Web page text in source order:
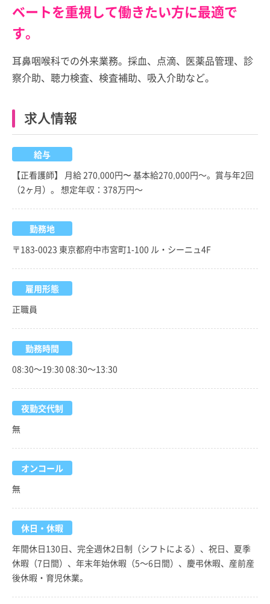
ベートを重視して働きたい方に最適で
す。
耳鼻咽喉科での外来業務。採血、点滴、医薬品管理、診
察介助、聴力検査、検査補助、吸入介助など。
求人情報
給与
【正看護師】 月給 270,000円〜 基本給270,000円～。賞与年2回
（2ヶ月）。 想定年収：378万円～
勤務地
〒183-0023 東京都府中市宮町1-100 ル・シーニュ4F
雇用形態
正職員
勤務時間
08:30～19:30 08:30～13:30
夜勤交代制
無
オンコール
無
休日・休暇
年間休日130日、完全週休2日制（シフトによる）、祝日、夏季
休暇（7日間）、年末年始休暇（5～6日間）、慶弔休暇、産前産
後休暇・育児休業。